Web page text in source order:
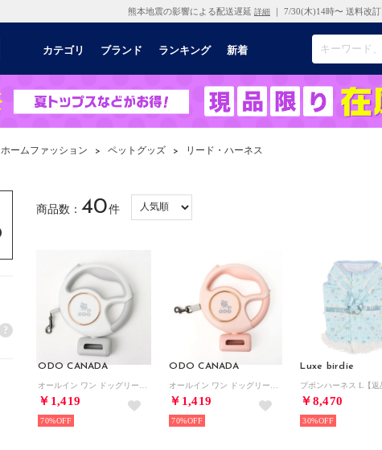
熊本地震の影響による配送遅延 詳細 ｜ 7/30(木)14時〜 送料改訂
カテゴリ ブランド ランキング 新着
ホームファッション > ペットグッズ > リード・ハーネス
?
商品数： 40件
ODO CANADA
￥1,419
70%
ODO CANADA
￥1,419
70%
Luxe birdie
￥8,470
30%